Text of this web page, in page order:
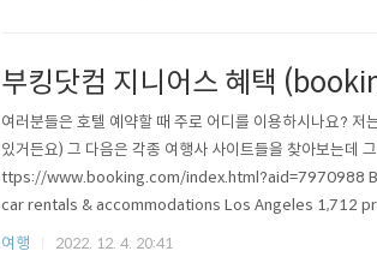
부킹닷컴 지니어스 혜택
여러분들은 호텔 예약할 때 주로 어디를 이용하시나요?
있거든요) 그 다음은 각종 여행사 사이트들을 찾아보는데
ttps://www.booking.com/index.html?aid=7970988
car rentals & accommodations Los Angeles 1,712
있겠지만 제가 주로 부킹닷컴을 이용하는 이유는 지니어
여행 2022. 12. 4. 20:41